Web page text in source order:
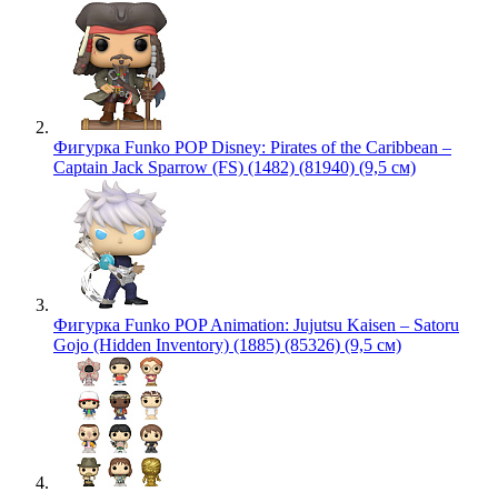
Фигурка Funko POP Disney: Pirates of the Caribbean –
Captain Jack Sparrow (FS) (1482) (81940) (9,5 см)
Фигурка Funko POP Animation: Jujutsu Kaisen – Satoru
Gojo (Hidden Inventory) (1885) (85326) (9,5 см)